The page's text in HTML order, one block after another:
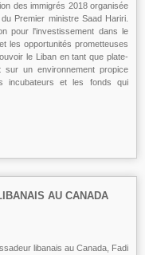
des immigrés 2018 organisée
Premier ministre Saad Hariri.
pour l'investissement dans le
les opportunités prometteuses
le Liban en tant que plate-
un environnement propice
incubateurs et les fonds qui
AU CANADA
libanais au Canada, Fadi